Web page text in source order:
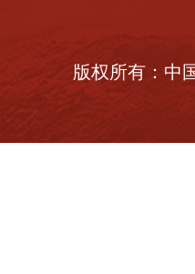
版权所有：中